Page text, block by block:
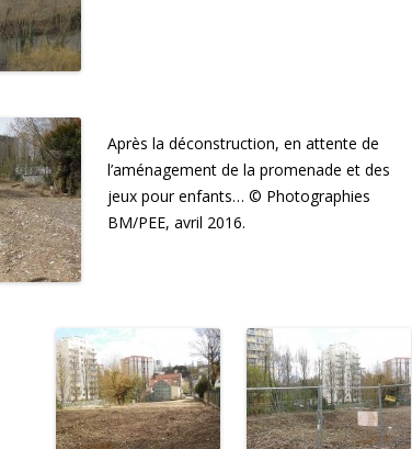
Après la déconstruction, en attente de
l’aménagement de la promenade et des
jeux pour enfants… © Photographies
BM/PEE, avril 2016.